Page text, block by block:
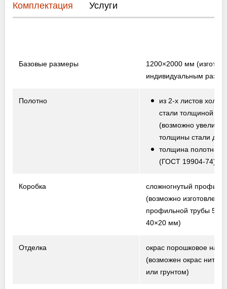
Комплектация Услуги
Базовые размеры 1200×2000 мм
индивидуальным
Полотно
из 2-х листов
стали толщиной
(возможно
толщины стали до
толщина полотна
(ГОСТ 19904-74)
Коробка
сложногнутый профиль
(возможно
профильной трубы
40×20 мм)
Отделка
окрас порошковое
(возможен окрас
или грунтом)